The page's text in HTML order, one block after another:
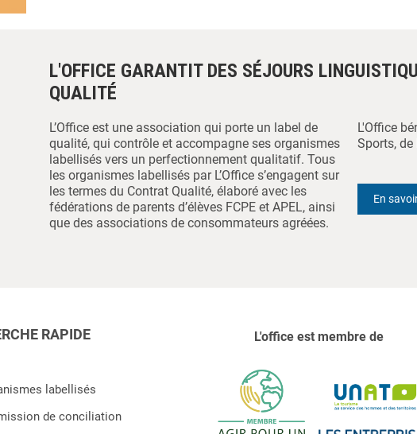
L'OFFICE GARANTIT DES SÉJOURS
QUALITÉ
L’Office est une association qui porte un label de
qualité, qui contrôle et accompagne ses organismes
labellisés vers un perfectionnement qualitatif. Tous
les organismes labellisés par L’Office s’engagent sur
les termes du Contrat Qualité, élaboré avec les
fédérations de parents d’élèves FCPE et APEL, ainsi
que des associations de consommateurs agréées.
L'Office
Sports,
En
RAPIDE
labellisés
de conciliation
L'office est membre de